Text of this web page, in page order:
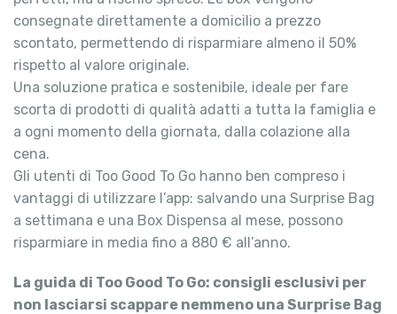
consegnate direttamente a domicilio a prezzo
scontato, permettendo di risparmiare almeno il 50%
rispetto al valore originale.
Una soluzione pratica e sostenibile, ideale per fare
scorta di prodotti di qualità adatti a tutta la famiglia e
a ogni momento della giornata, dalla colazione alla
cena.
Gli utenti di Too Good To Go hanno ben compreso i
vantaggi di utilizzare l’app: salvando una Surprise Bag
a settimana e una Box Dispensa al mese, possono
risparmiare in media fino a 880 € all’anno.
La guida di Too Good To Go: consigli esclusivi per
non lasciarsi scappare nemmeno una Surprise Bag